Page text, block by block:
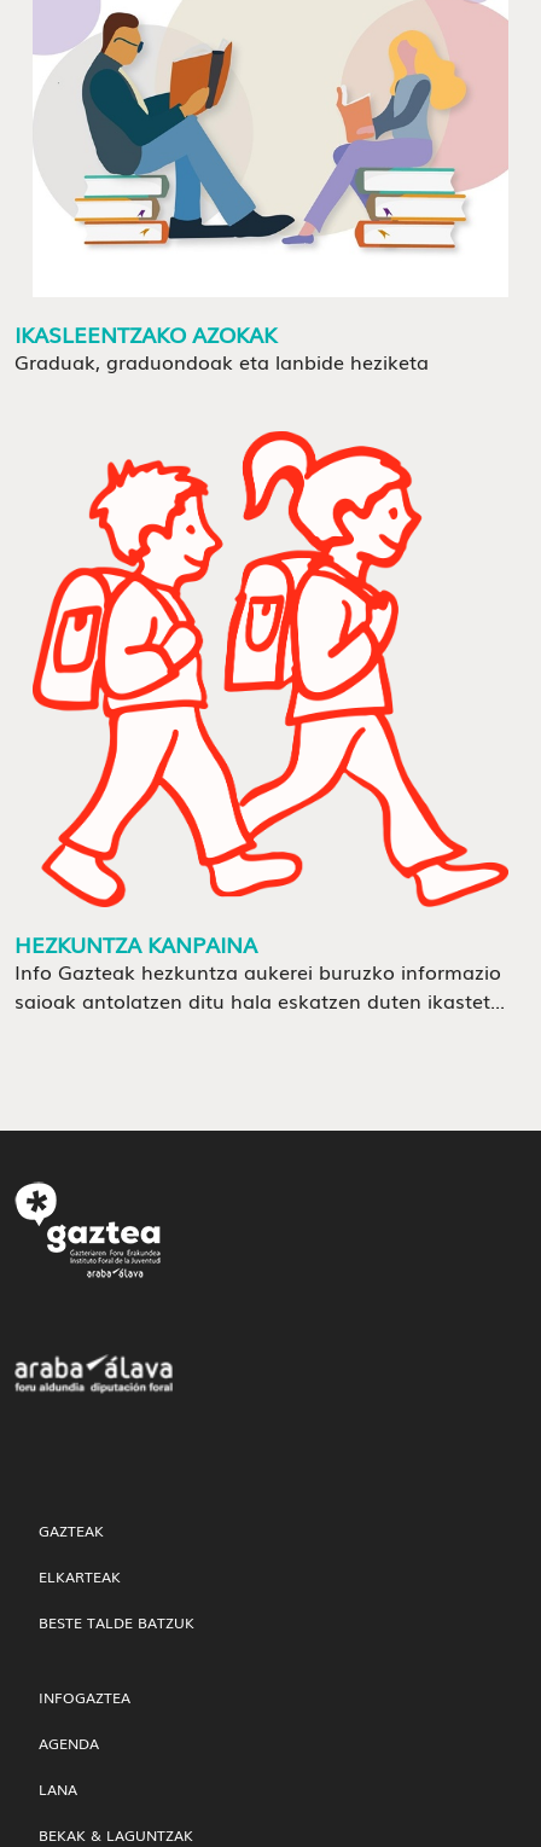
IKASLEENTZAKO AZOKAK
Graduak, graduondoak eta lanbide heziketa
HEZKUNTZA KANPAINA
Info Gazteak hezkuntza aukerei buruzko informazio
saioak antolatzen ditu hala eskatzen duten ikastet...
GAZTEAK
ELKARTEAK
BESTE TALDE BATZUK
INFOGAZTEA
AGENDA
LANA
BEKAK & LAGUNTZAK